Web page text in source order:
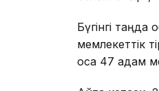
Бүгінгі
мемлекеттік
қоса 47 адам